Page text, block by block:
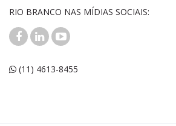
RIO BRANCO NAS MÍDIAS SOCIAIS:
(11) 4613-8455